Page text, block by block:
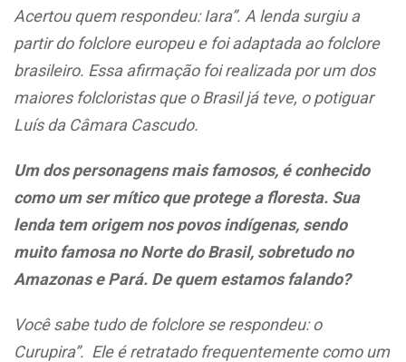
Acertou quem respondeu: Iara”. A lenda surgiu a
partir do folclore europeu e foi adaptada ao folclore
brasileiro. Essa afirmação foi realizada por um dos
maiores folcloristas que o Brasil já teve, o potiguar
Luís da Câmara Cascudo.
Um dos personagens mais famosos, é conhecido
como um ser mítico que protege a floresta. Sua
lenda tem origem nos povos indígenas, sendo
muito famosa no Norte do Brasil, sobretudo no
Amazonas e Pará. De quem estamos falando?
Você sabe tudo de folclore se respondeu: o
Curupira”. Ele é retratado frequentemente como um